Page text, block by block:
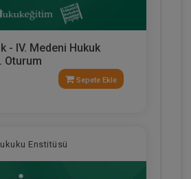
- IV. Medeni Hukuk
Oturum
Sepete Ekle
Enstitüsü